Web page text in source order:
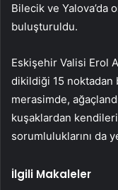
Bilecik ve Yalova’da
buluşturuldu.
Eskişehir Valisi Erol
dikildiği 15 noktadan
merasimde,
kuşaklardan
sorumluluklarını da
İlgili Makaleler